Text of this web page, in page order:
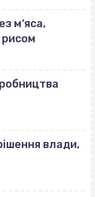
м’яса,
рисом
влади,